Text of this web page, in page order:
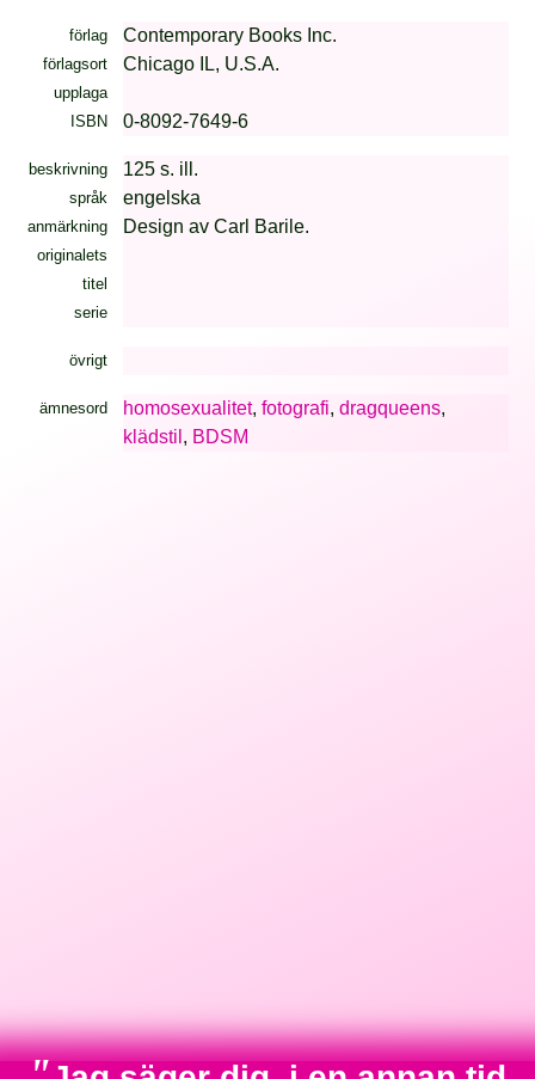
förlag Contemporary Books Inc.
förlagsort Chicago IL, U.S.A.
upplaga
ISBN
0-8092-7649-6
beskrivning 125 s. ill.
språk engelska
anmärkning Design av Carl Barile.
originalets
titel
serie
övrigt
ämnesord homosexualitet, fotografi, dragqueens,
klädstil , BDSM